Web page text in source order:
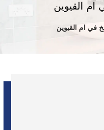
القيوين
في ام القيوين